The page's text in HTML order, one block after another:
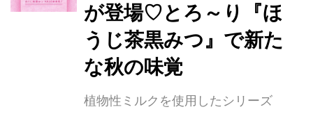
が登場♡とろ～り『ほ
うじ茶黒みつ』で新た
な秋の味覚
植物性ミルクを使用したシリーズ